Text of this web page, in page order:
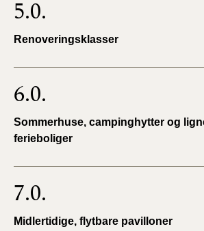
5.0.
Renoveringsklasser
6.0.
Sommerhuse, campinghytter og
ferieboliger
7.0.
Midlertidige, flytbare pavilloner